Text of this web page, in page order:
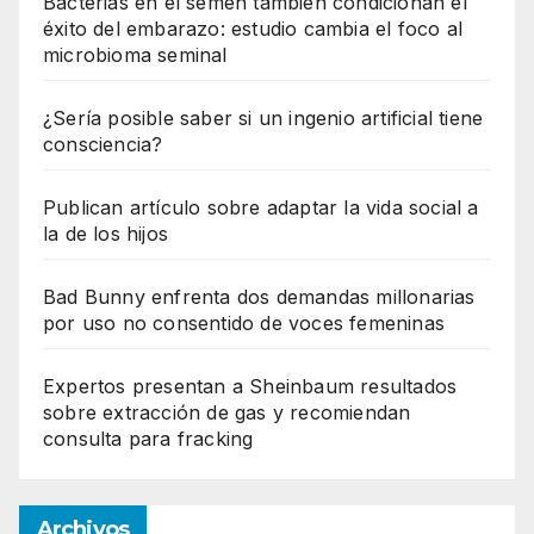
éxito del embarazo: estudio cambia el foco al
microbioma seminal
¿Sería posible saber si un ingenio artificial tiene
consciencia?
Publican artículo sobre adaptar la vida social a
la de los hijos
Bad Bunny enfrenta dos demandas millonarias
por uso no consentido de voces femeninas
Expertos presentan a Sheinbaum resultados
sobre extracción de gas y recomiendan
consulta para fracking